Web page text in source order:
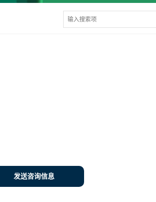
发送咨询信息